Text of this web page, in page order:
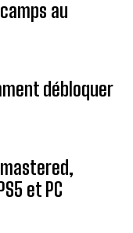
au
débloquer
et PC